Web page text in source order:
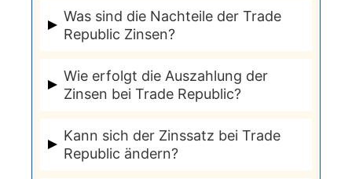
gutgeschrieben.
regelmäßig überprüft werden.
Nein, die Zinsen bei Trade Republic
werden nur auf das Guthaben auf dem
investiertes Kapital in Aktien oder
ETFs.
Was sind die Nachteile der Trade
Republic Zinsen?
Ein wesentlicher Nachteil ist, dass die
Zinsen nur auf dem
und nicht auf investiertes Kapital.
Zudem können sich die Zinssätze
Wie erfolgt die Auszahlung der
Zinsen bei Trade Republic?
Die Zinsen werden monatlich auf das
Verrechnungskonto des Anlegers
Kann sich der Zinssatz bei Trade
Republic ändern?